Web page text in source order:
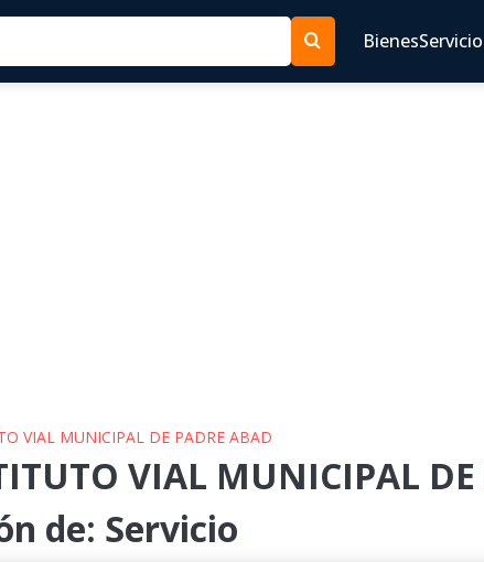
Bienes
VIAL MUNICIPAL DE PADRE ABAD
VIAL MUNICIPAL DE
de: Servicio